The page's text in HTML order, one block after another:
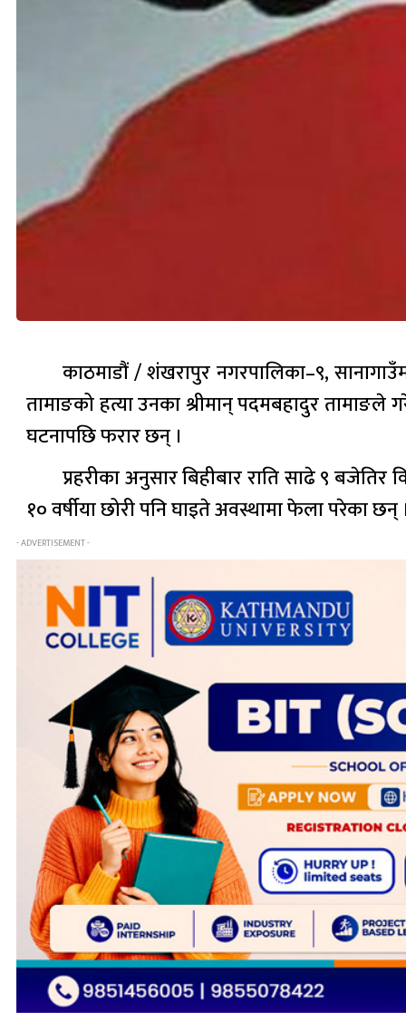
काठमाडौं / शंखरापुर नगरपालिका–९,
तामाङको हत्या उनका श्रीमान् पदमबहादुर
घटनापछि फरार छन् ।
प्रहरीका अनुसार बिहीबार राति साढे ९
१० वर्षीया छोरी पनि घाइते अवस्थामा फेला परेका
- ADVERTISEMENT -